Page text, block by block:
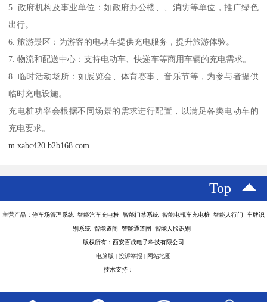
5. 政府机构及事业单位：如政府办公楼、、消防等单位，推广绿色
出行。
6. 旅游景区：为游客的电动车提供充电服务，提升旅游体验。
7. 物流和配送中心：支持电动车、快递车等商用车辆的充电需求。
8. 临时活动场所：如展览会、体育赛事、音乐节等，为参与者提供
临时充电设施。
充电桩功率会根据不同场景的需求进行配置，以满足各类电动车的
充电要求。
m.xabc420.b2b168.com
Top
主营产品：停车场管理系统 智能汽车充电桩 智能门禁系统 智能电瓶车充电桩 智能人行门 车牌识
别系统 智能道闸 智能通道闸 智能人脸识别
版权所有：西安百成电子科技有限公司
电脑版 投诉举报 网站地图
技术支持：